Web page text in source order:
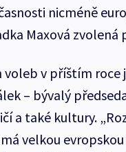
nicméně
Maxová zvolená
voleb v příštím roce
– bývalý
a také kultury.
velkou